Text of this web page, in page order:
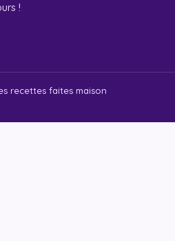
!
recettes faites maison